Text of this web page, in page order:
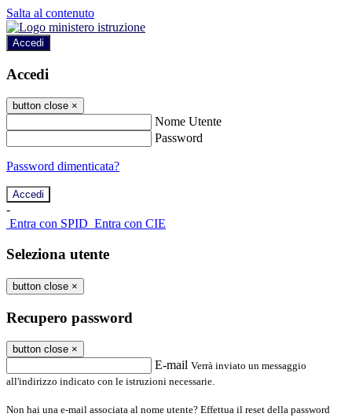
Salta al contenuto
Accedi
Accedi
button close ×
Nome Utente
Password
Password dimenticata?
-
Entra con SPID Entra con CIE
Seleziona utente
button close ×
Recupero password
button close ×
E-mail Verrà inviato un messaggio
all'indirizzo indicato con le istruzioni necessarie.
Non hai una e-mail associata al nome utente? Effettua il reset della password